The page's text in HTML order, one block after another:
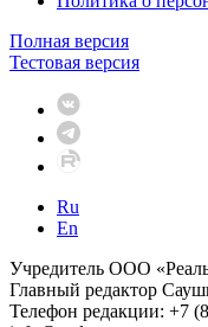
Полная версия
Тестовая версия
Ru
En
Учредитель ООО
Главный редактор
Телефон редакции: +7